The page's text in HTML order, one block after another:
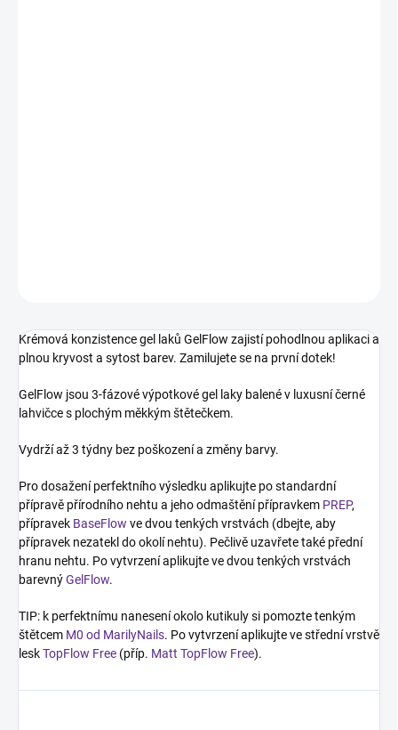
Krémová konzistence gel laků GelFlow zajistí pohodlnou aplikaci a
plnou kryvost a sytost barev. Zamilujete se na první dotek!
GelFlow jsou 3-fázové výpotkové gel laky balené v luxusní černé
lahvičce s plochým měkkým štětečkem.
Vydrží až 3 týdny bez poškození a změny barvy.
Pro dosažení perfektního výsledku aplikujte po standardní
přípravě přírodního nehtu a jeho odmaštění přípravkem PREP,
přípravek BaseFlow ve dvou tenkých vrstvách (dbejte, aby
přípravek nezatekl do okolí nehtu). Pečlivě uzavřete také přední
hranu nehtu. Po vytvrzení aplikujte ve dvou tenkých vrstvách
barevnýGelFlow.
TIP: k perfektnímu nanesení okolo kutikuly si pomozte tenkým
štětcem M0 od MarilyNails. Po vytvrzení aplikujte ve střední vrstvě
leskTopFlow Free (příp. Matt TopFlow Free).